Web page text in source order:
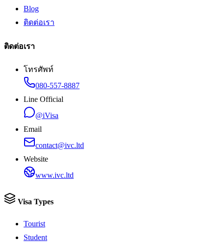
Blog
ติดต่อเรา
ติดต่อเรา
โทรศัพท์
080-557-8887
Line Official
@iVisa
Email
contact@ivc.ltd
Website
www.ivc.ltd
Visa Types
Tourist
Student